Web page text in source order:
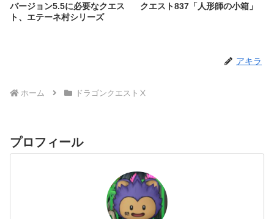
バージョン5.5に必要なクエス
ト、エテーネ村シリーズ
クエスト837「人形師の小箱」
アキラ
ホーム ドラゴンクエストⅩ
プロフィール